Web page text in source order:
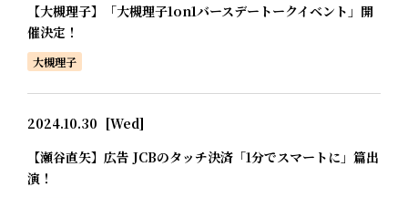
【大槻理子】「大槻理子1on1バースデートークイベント」開
催決定！
大槻理子
2024.10.30 [Wed]
【瀬谷直矢】広告 JCBのタッチ決済「1分でスマートに」篇出
演！